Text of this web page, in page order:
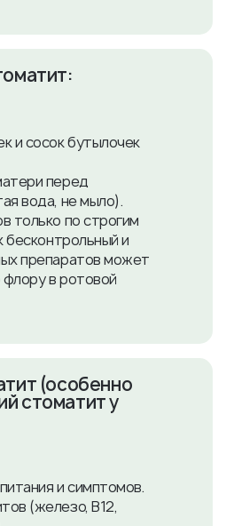
и сосок бутылочек
перед
вода, не мыло).
только по строгим
бесконтрольный и
препаратов может
в ротовой
(особенно
стоматит у
и симптомов.
(железо, В12,